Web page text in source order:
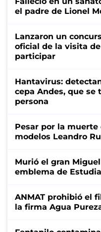
el padre de Lionel
Lanzaron un
oficial de la visita
participar
Hantavirus:
cepa Andes, que se
persona
Pesar por la
modelos Leandro
Murió el gran
emblema de
ANMAT prohibió el
la firma Agua